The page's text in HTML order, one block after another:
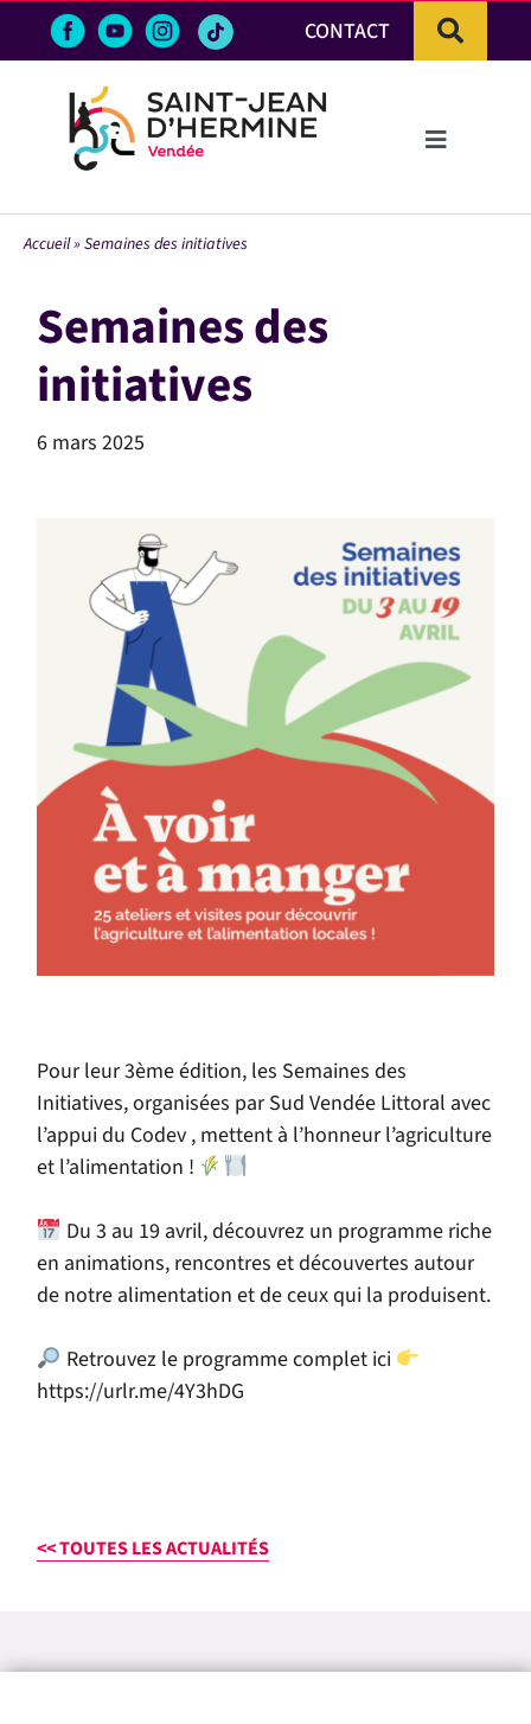
Passer
CONTACT
Toggle
VIE ÉCONOMIQUE
ACTIVITÉS ET LOISIRS
Accueil»Semaines des initiatives
Semaines des
initiatives
6 mars 2025
Pour leur 3ème édition, les Semaines des
Initiatives, organisées parSud Vendée Littoral avec
l’appui du Codev , mettent à l’honneur l’agriculture
et l’alimentation !
Du 3 au 19 avril, découvrez un programme riche
en animations, rencontres et découvertes autour
de notre alimentation et de ceux qui la produisent.
Retrouvez le programme complet ici
https://urlr.me/4Y3hDG
<< TOUTES LES ACTUALITÉS